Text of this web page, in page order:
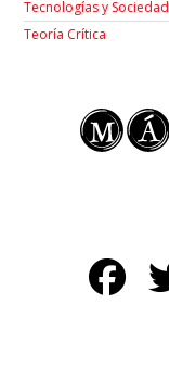
Tecnologías y Sociedad
Teoría Crítica